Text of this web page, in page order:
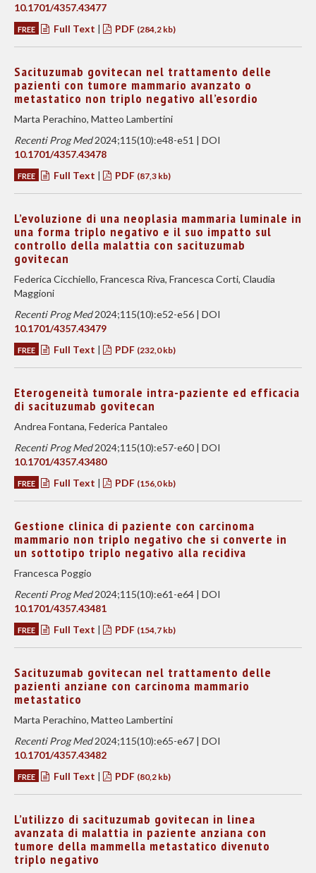
10.1701/4357.43477
FREE Full Text | PDF (284,2 kb)
Sacituzumab govitecan nel trattamento delle
pazienti con tumore mammario avanzato o
metastatico non triplo negativo all’esordio
Marta Perachino, Matteo Lambertini
Recenti Prog Med2024;115(10):e48-e51 | DOI
10.1701/4357.43478
FREE Full Text | PDF (87,3 kb)
L’evoluzione di una neoplasia mammaria luminale in
una forma triplo negativo e il suo impatto sul
controllo della malattia con sacituzumab
govitecan
Federica Cicchiello, Francesca Riva, Francesca Corti, Claudia
Maggioni
Recenti Prog Med2024;115(10):e52-e56 | DOI
10.1701/4357.43479
FREE Full Text | PDF (232,0 kb)
Eterogeneità tumorale intra-paziente ed efficacia
di sacituzumab govitecan
Andrea Fontana, Federica Pantaleo
Recenti Prog Med2024;115(10):e57-e60 | DOI
10.1701/4357.43480
FREE Full Text | PDF (156,0 kb)
Gestione clinica di paziente con carcinoma
mammario non triplo negativo che si converte in
un sottotipo triplo negativo alla recidiva
Francesca Poggio
Recenti Prog Med2024;115(10):e61-e64 | DOI
10.1701/4357.43481
FREE Full Text | PDF (154,7 kb)
Sacituzumab govitecan nel trattamento delle
pazienti anziane con carcinoma mammario
metastatico
Marta Perachino, Matteo Lambertini
Recenti Prog Med2024;115(10):e65-e67 | DOI
10.1701/4357.43482
FREE Full Text | PDF (80,2 kb)
L’utilizzo di sacituzumab govitecan in linea
avanzata di malattia in paziente anziana con
tumore della mammella metastatico divenuto
triplo negativo